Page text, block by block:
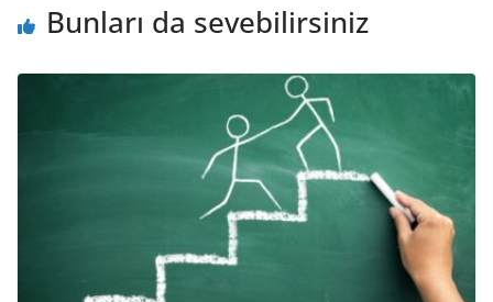
Bunları da sevebilirsiniz